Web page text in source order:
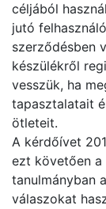
céljából
jutó
szerződésben
készülékről
vesszük, ha
tapasztalatait
ötleteit.
​​​​​​​A kérdőívet
ezt követően
tanulmányban
válaszokat